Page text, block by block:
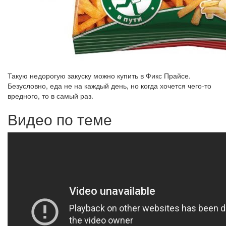
Такую недорогую закуску можно купить в Фикс Прайсе.
Безусловно, еда не на каждый день, но когда хочется чего-то
вредного, то в самый раз.
Видео по теме